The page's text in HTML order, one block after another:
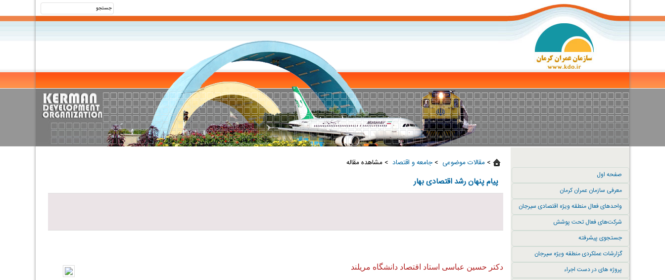
صفحه اول
معرفی سازمان عمران کرمان
واحدهای فعال منطقه ویژه اقتصادی سیرجان
شرکت‌های فعال تحت پوشش
جستجوی پیشرفته
گزارشات عملکردی منطقه ویژه سیرجان
پروژه های در دست اجراء
> مقالات موضوعی ‏ > جامعه و اقتصاد ‏ > مشاهده مقاله
پیام پنهان رشد اقتصادی بهار
دکتر حسین عباسی استاد اقتصاد دانشگاه مریلند